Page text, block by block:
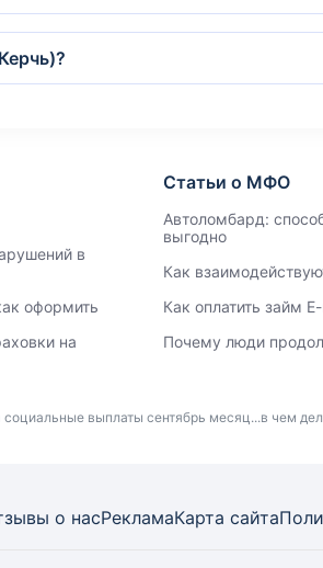
в
оформить
на
Статьи о МФО
Автоломбард:
выгодно
Как
Как оплатить займ
Почему люди
социальные выплаты сентябрь месяц...в чем
о насРекламаКарта сайта